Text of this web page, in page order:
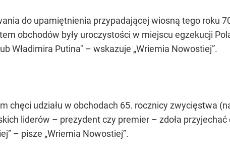
do upamiętnienia przypadającej wiosną tego roku
obchodów były uroczystości w miejscu egzekucji
Władimira Putina" – wskazuje „Wriemia Nowostiej”.
chęci udziału w obchodach 65. rocznicy zwycięstwa
liderów – prezydent czy premier – zdoła przyjechać
– pisze „Wriemia Nowostiej”.